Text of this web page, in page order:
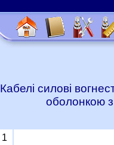
Кабелі силові
оболонкою з
1